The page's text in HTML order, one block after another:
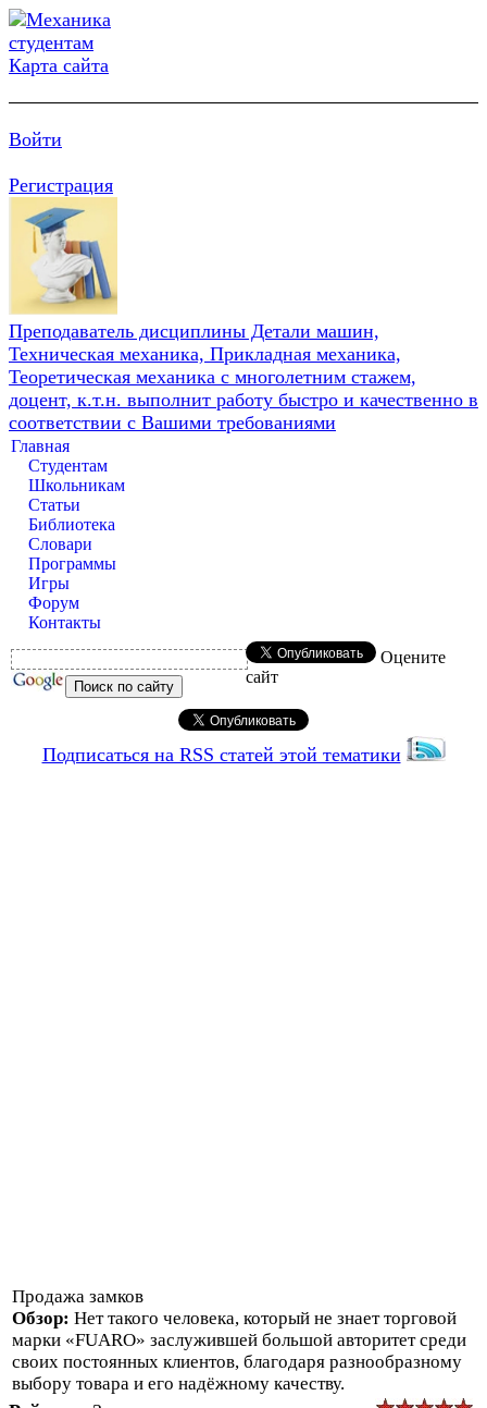
Карта сайта
Войти
Регистрация
Преподаватель дисциплины Детали машин,
Техническая механика, Прикладная механика,
Теоретическая механика с многолетним стажем,
доцент, к.т.н. выполнит работу быстро и качественно в
соответствии с Вашими требованиями
Главная
Студентам
Школьникам
Статьи
Библиотека
Словари
Программы
Игры
Форум
Контакты
Оцените
сайт
Подписаться на RSS статей этой тематики
Продажа замков
Обзор: Нет такого человека, который не знает торговой
марки «FUARO» заслужившей большой авторитет среди
своих постоянных клиентов, благодаря разнообразному
выбору товара и его надёжному качеству.